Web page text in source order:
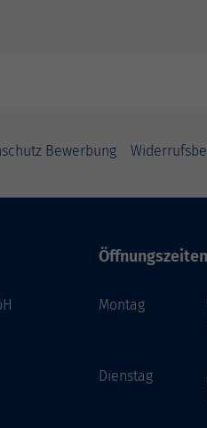
Bewerbung
Öffnungszeiten
Montag
Dienstag